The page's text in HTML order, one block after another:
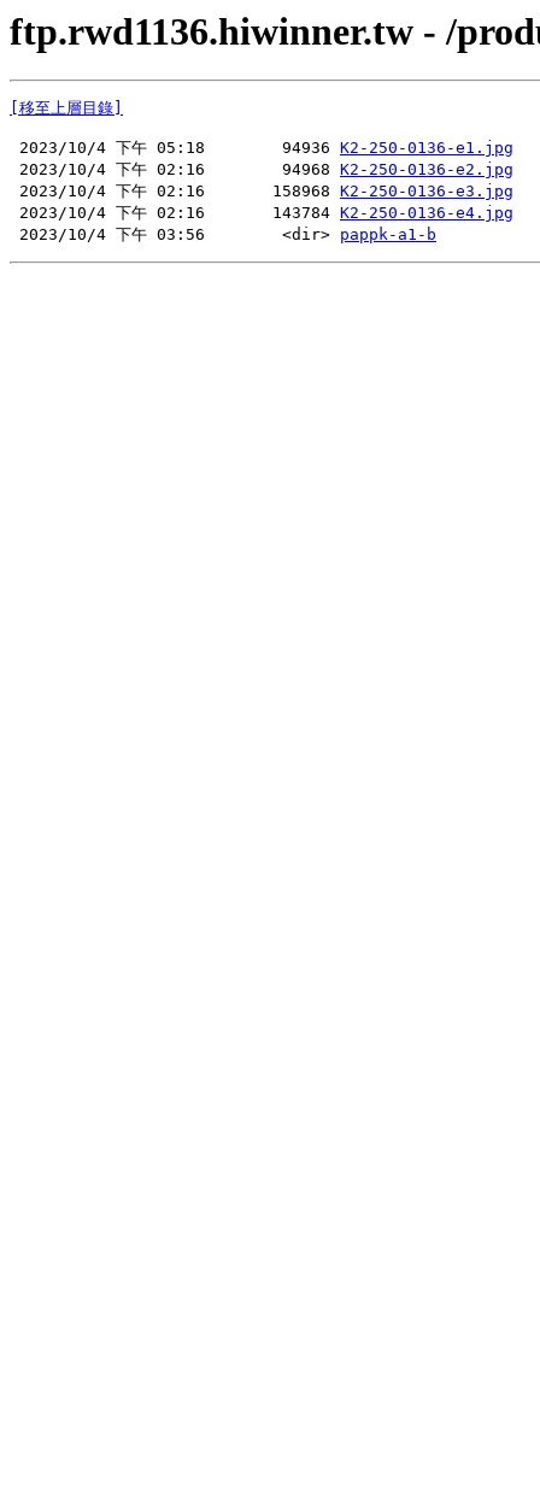
ftp.rwd1136.hiwinner.tw - /
[移至上層目錄]
2023/10/4 下午 05:18        94936 K2-250-0136-e1.jpg
2023/10/4 下午 02:16        94968 K2-250-0136-e2.jpg
2023/10/4 下午 02:16       158968 K2-250-0136-e3.jpg
2023/10/4 下午 02:16       143784 K2-250-0136-e4.jpg
2023/10/4 下午 03:56        <dir> pappk-a1-b